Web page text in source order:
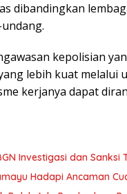
dibandingkan
kepolisian
lebih kuat melalui
kerjanya dapat
Investigasi dan Sanksi
Hadapi Ancaman